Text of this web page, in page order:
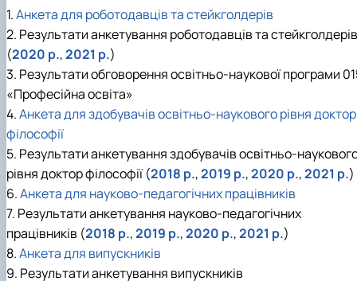
1.Анкета для роботодавців та стейкголдерів
2. Результати анкетування роботодавців та стейкголдерів
(2020 p.,2021 p.)
3. Результати обговорення освітньо-наукової програми
«Професійна освіта»
4.Анкета для здобувачів освітньо-наукового рівня доктор
філософії
5. Результати анкетування здобувачів освітньо-
рівня доктор філософії (2018 р.,2019 р.,2020 p.,2021 p.)
6.Анкета для науково-педагогічних працівників
7. Результати анкетування науково-педагогічних
працівників (2018 p.,2019 p.,2020 p.,2021 p.)
8.Анкета для випускників
9. Результати анкетування випускників